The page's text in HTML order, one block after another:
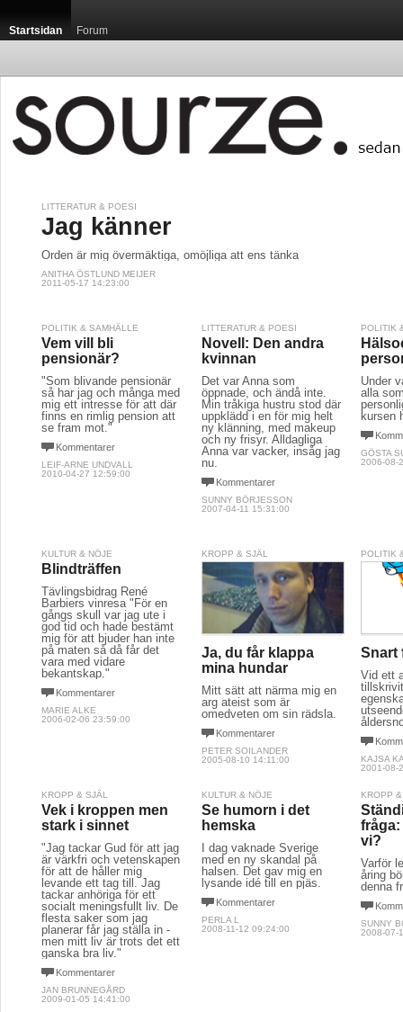
Startsidan Forum
LITTERATUR & POESI
Jag känner
Orden är mig övermäktiga, omöjliga att ens tänka
ANITHA ÖSTLUND MEIJER
2011-05-17 14:23:00
POLITIK & SAMHÄLLE
Vem vill bli
pensionär?
"Som blivande pensionär
så har jag och många med
mig ett intresse för att där
finns en rimlig pension att
se fram mot."
Kommentarer
LEIF-ARNE UNDVALL
2010-04-27 12:59:00
LITTERATUR & POESI
Novell: Den andra
kvinnan
Det var Anna som
öppnade, och ändå inte.
Min tråkiga hustru stod där
uppklädd i en för mig helt
ny klänning, med makeup
och ny frisyr. Alldagliga
Anna var vacker, insåg jag
nu.
Kommentarer
SUNNY BÖRJESSON
2007-04-11 15:31:00
POLITIK
Under
alla
kursen
GÖSTA
2006-08-
KULTUR & NÖJE
Blindträffen
Tävlingsbidrag René
Barbiers vinresa "För en
gångs skull var jag ute i
god tid och hade bestämt
mig för att bjuder han inte
på maten så då får det
vara med vidare
bekantskap."
Kommentarer
MARIE ALKE
2006-02-06 23:59:00
KROPP & SJÄL
Ja, du får klappa
mina hundar
Mitt sätt att närma mig en
arg ateist som är
omedveten om sin rädsla.
Kommentarer
PETER SOILANDER
2005-08-10 14:11:00
POLITIK
Snart
Vid ett
KAJSA
2001-08-
KROPP & SJÄL
Vek i kroppen men
stark i sinnet
"Jag tackar Gud för att jag
är värkfri och vetenskapen
för att de håller mig
levande ett tag till. Jag
tackar anhöriga för ett
socialt meningsfullt liv. De
flesta saker som jag
planerar får jag ställa in -
men mitt liv är trots det ett
ganska bra liv."
Kommentarer
JAN BRUNNEGÅRD
2009-01-05 14:41:00
KULTUR & NÖJE
Se humorn i det
hemska
I dag vaknade Sverige
med en ny skandal på
halsen. Det gav mig en
lysande idé till en pjäs.
Kommentarer
PERLA L
2008-11-12 09:24:00
KROPP
fråga:
vi?
Varför
åring
denna
SUNNY
2008-07-